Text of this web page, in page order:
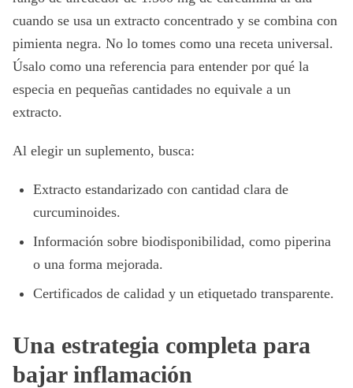
cuando se usa un extracto concentrado y se combina con
pimienta negra. No lo tomes como una receta universal.
Úsalo como una referencia para entender por qué la
especia en pequeñas cantidades no equivale a un
extracto.
Al elegir un suplemento, busca:
Extracto estandarizado con cantidad clara de
curcuminoides.
Información sobre biodisponibilidad, como piperina
o una forma mejorada.
Certificados de calidad y un etiquetado transparente.
Una estrategia completa para
bajar inflamación